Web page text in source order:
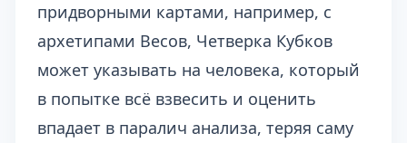
придворными картами, например, с
архетипами Весов, Четверка Кубков
может указывать на человека, который
в попытке всё взвесить и оценить
впадает в паралич анализа, теряя саму